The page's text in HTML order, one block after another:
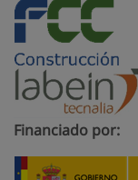
Financiado por: